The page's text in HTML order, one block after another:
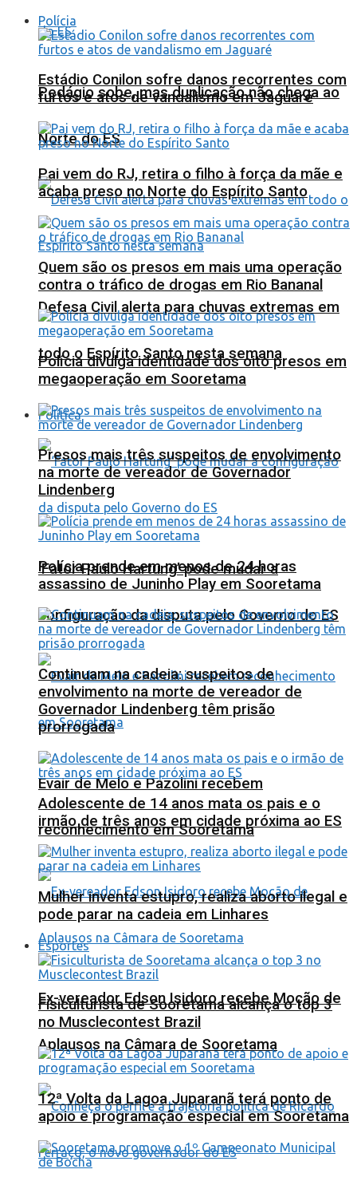
Pedágio sobe, mas duplicação não chega ao
Norte do ES
Defesa Civil alerta para chuvas extremas em
todo o Espírito Santo nesta semana
Política
‘Fator Paulo Hartung’ pode mudar a
configuração da disputa pelo Governo do ES
Evair de Melo e Pazolini recebem
reconhecimento em Sooretama
Ex-vereador Edson Isidoro recebe Moção de
Aplausos na Câmara de Sooretama
Polícia
Estádio Conilon sofre danos recorrentes com
furtos e atos de vandalismo em Jaguaré
Pai vem do RJ, retira o filho à força da mãe e
acaba preso no Norte do Espírito Santo
Quem são os presos em mais uma operação
contra o tráfico de drogas em Rio Bananal
Polícia divulga identidade dos oito presos em
megaoperação em Sooretama
Presos mais três suspeitos de envolvimento
na morte de vereador de Governador
Lindenberg
Polícia prende em menos de 24 horas
assassino de Juninho Play em Sooretama
Continuam na cadeia: suspeitos de
envolvimento na morte de vereador de
Governador Lindenberg têm prisão
prorrogada
Adolescente de 14 anos mata os pais e o
irmão de três anos em cidade próxima ao ES
Mulher inventa estupro, realiza aborto ilegal e
pode parar na cadeia em Linhares
Esportes
Fisiculturista de Sooretama alcança o top 3
no Musclecontest Brazil
12ª Volta da Lagoa Juparanã terá ponto de
apoio e programação especial em Sooretama